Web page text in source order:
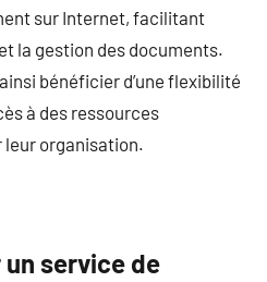
sur Internet, facilitant
la gestion des documents.
bénéficier d’une flexibilité
à des ressources
leur organisation.
service de